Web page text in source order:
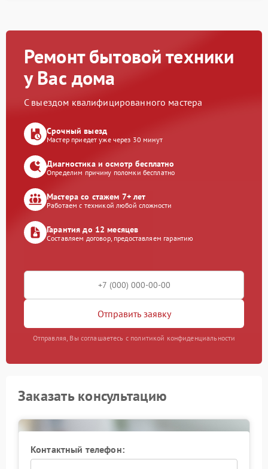
Ремонт бытовой техники
у Вас дома
С выездом квалифицированного мастера
Срочный выезд
Мастер приедет уже через 30 минут
Диагностика и осмотр бесплатно
Определим причину поломки бесплатно
Мастера со стажем 7+ лет
Работаем с техникой любой сложности
Гарантия до 12 месяцев
Составляем договор, предоставляем гарантию
Отправить заявку
Отправляя, Вы соглашаетесь с политикой конфиденциальности
Заказать консультацию
Контактный телефон: